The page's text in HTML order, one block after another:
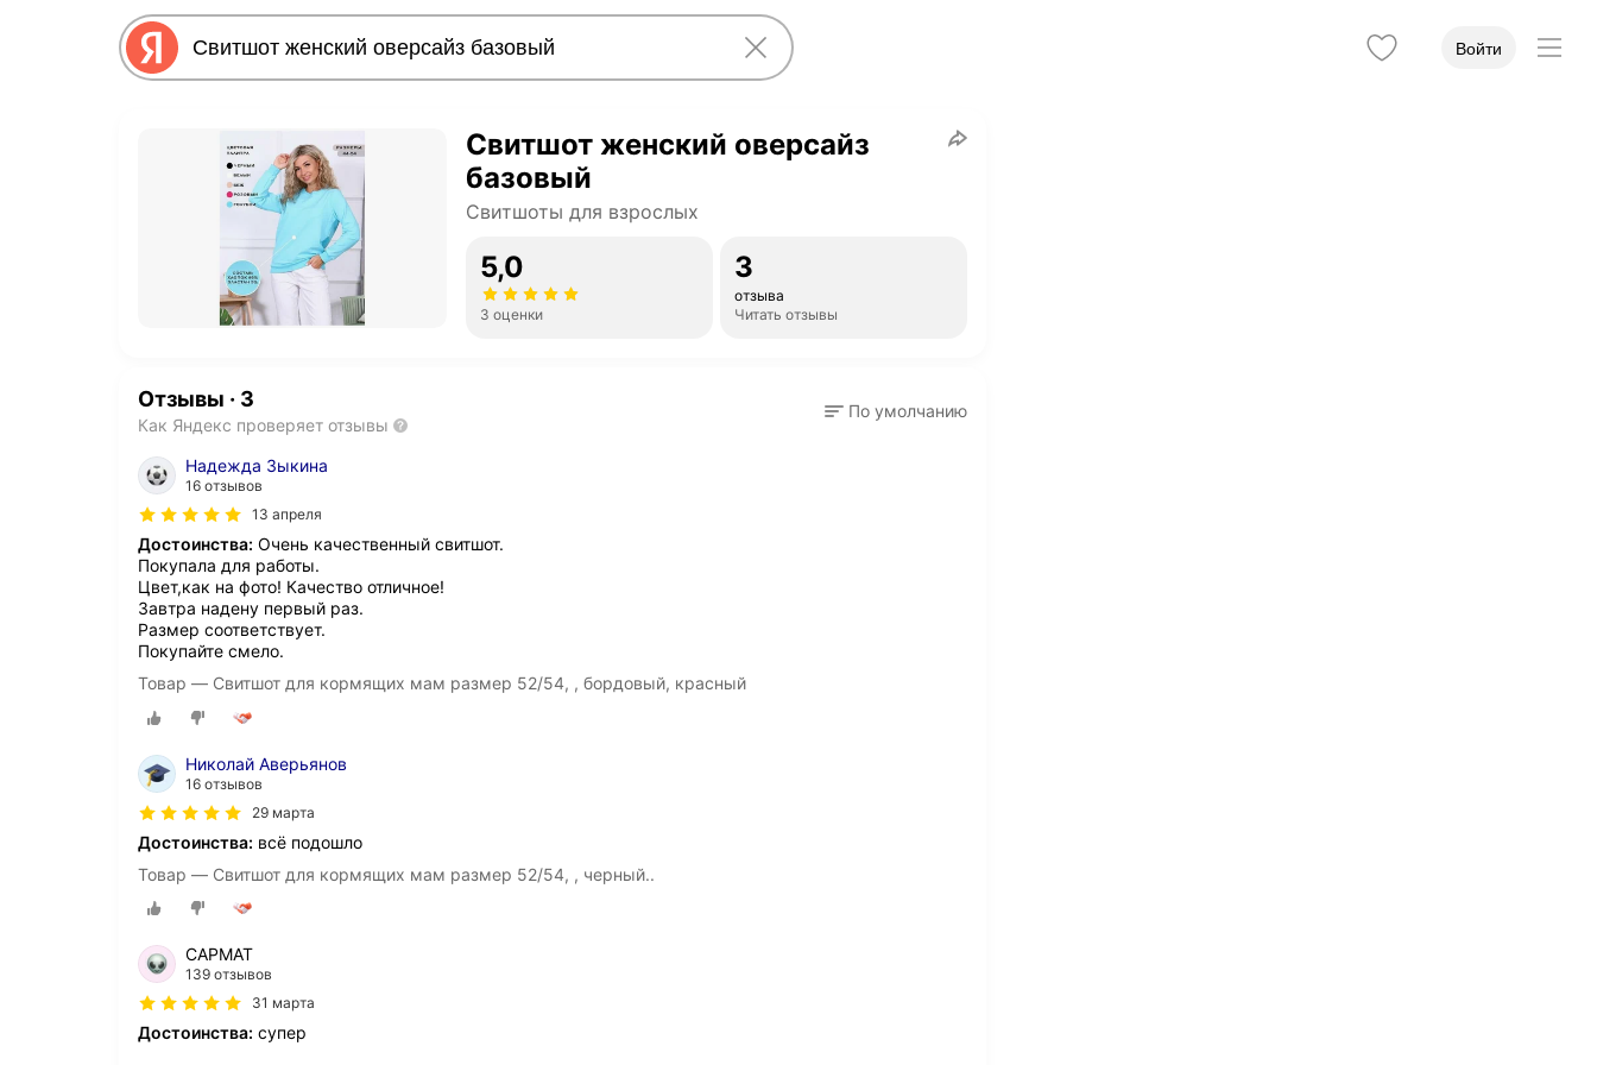
Войти
Свитшот женский оверсайз
базовый
Свитшоты для взрослых
5,0
3 оценки
3
отзыва
Читать отзывы
Отзывы · 3
Как Яндекс проверяет отзывы
По умолчанию
Надежда Зыкина
16 отзывов
13 апреля
Достоинства: Очень качественный свитшот.
Покупала для работы.
Цвет,как на фото! Качество отличное!
Завтра надену первый раз.
Размер соответствует.
Покупайте смело.
Товар — Свитшот для кормящих мам размер 52/54, , бордовый, красный
Николай Аверьянов
16 отзывов
29 марта
Достоинства: всё подошло
Товар — Свитшот для кормящих мам размер 52/54, , черный..
САРМАТ
139 отзывов
31 марта
Достоинства: супер